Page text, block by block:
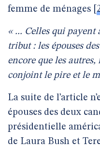
femme de ménages
« ... Celles qui
tribut : les épouses
encore que les
conjoint le pire et le
La suite de l’article
épouses des deux
présidentielle
de Laura Bush et